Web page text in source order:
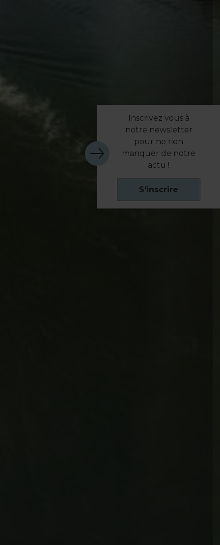
Inscrivez vous à
notre newsletter
pour ne rien
manquer de notre
actu !
S'inscrire